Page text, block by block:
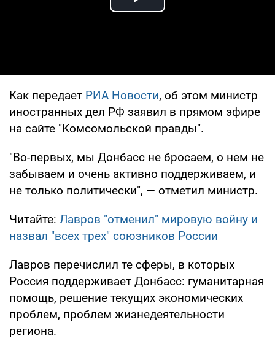
Play Video
Как передает РИА Новости, об этом министр
иностранных дел РФ заявил в прямом эфире
на сайте "Комсомольской правды".
"Во-первых, мы Донбасс не бросаем, о нем не
забываем и очень активно поддерживаем, и
не только политически", — отметил министр.
Читайте: Лавров "отменил" мировую войну и
назвал "всех трех" союзников России
Лавров перечислил те сферы, в которых
Россия поддерживает Донбасс: гуманитарная
помощь, решение текущих экономических
проблем, проблем жизнедеятельности
региона.